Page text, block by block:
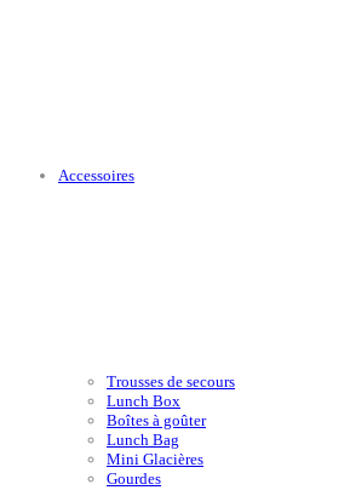
Accessoires
Trousses de secours
Lunch Box
Boîtes à goûter
Lunch Bag
Mini Glacières
Gourdes